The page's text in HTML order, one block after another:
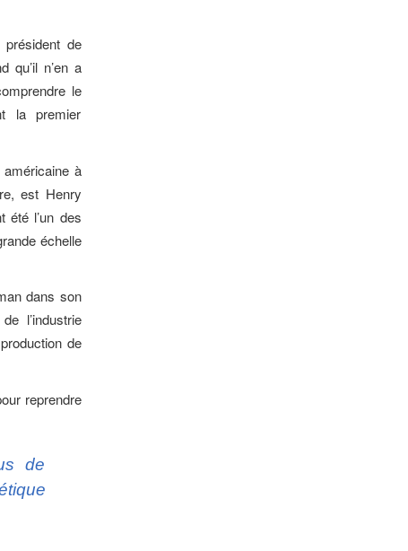
de
qu’il n’en a
le
la premier
à
est Henry
été l’un des
échelle
dans son
l’industrie
de
reprendre
de